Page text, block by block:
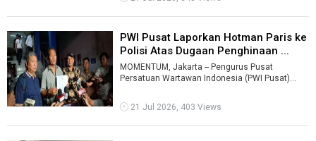
PWI Pusat Laporkan Hotman Paris ke
Polisi Atas Dugaan Penghinaan ...
MOMENTUM, Jakarta -- Pengurus Pusat
Persatuan Wartawan Indonesia (PWI Pusat)
Hutapea ke ...
21 Jul 2026, 403 Views